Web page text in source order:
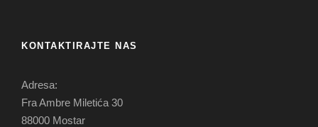
KONTAKTIRAJTE NAS
Adresa:
Fra Ambre Miletića 30
88000 Mostar